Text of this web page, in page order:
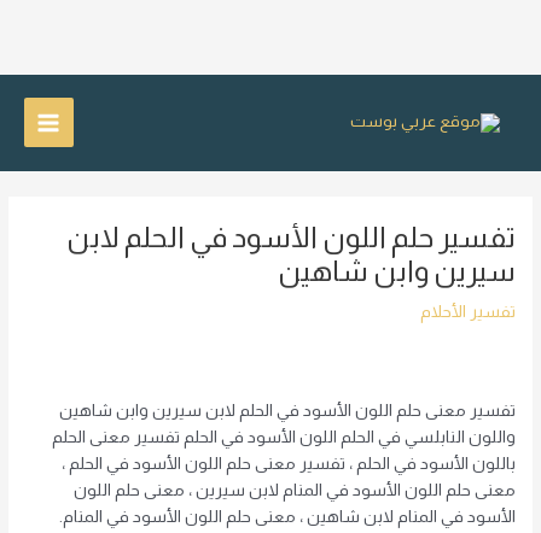
Main
تفسير حلم اللون الأسود في الحلم لابن
سيرين وابن شاهين
تفسير الأحلام
تفسير معنى حلم اللون الأسود في الحلم لابن سيرين وابن شاهين
واللون النابلسي في الحلم اللون الأسود في الحلم تفسير معنى الحلم
باللون الأسود في الحلم ، تفسير معنى حلم اللون الأسود في الحلم ،
معنى حلم اللون الأسود في المنام لابن سيرين ، معنى حلم اللون
الأسود في المنام لابن شاهين ، معنى حلم اللون الأسود في المنام.